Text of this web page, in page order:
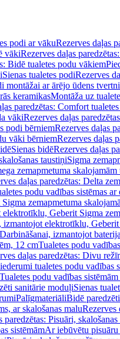
podi ar vākuRezerves daļas
vākiRezerves daļas
Bidē tualetes podu vākiem
Sienas tualetes podiRezerves
montāžai ar ārējo ūdens tvertni
keramikasMontāža uz
paredzētas: Comfort
vākiRezerves daļas
podi bērniemRezerves daļas
vāki bērniemRezerves daļas
Sienas bidēRezerves daļas
taustiņiSigma
zemapmetuma
daļas paredzētas: Delta
podu vadības sistēmas
zemapmetuma
Geberit Sigma
izmantojot elektrotīklu,
Darbināšanai, izmantojot
12 cmTualetes podu
daļas paredzētas: Divu
tualetes podu vadības
podu vadības
sanitārie moduļiSienas
PalīgmateriāliBidē
ar skalošanas maluRezerves
paredzētas: Pisuāri,
sistēmāmAr iebūvētu pisuāru